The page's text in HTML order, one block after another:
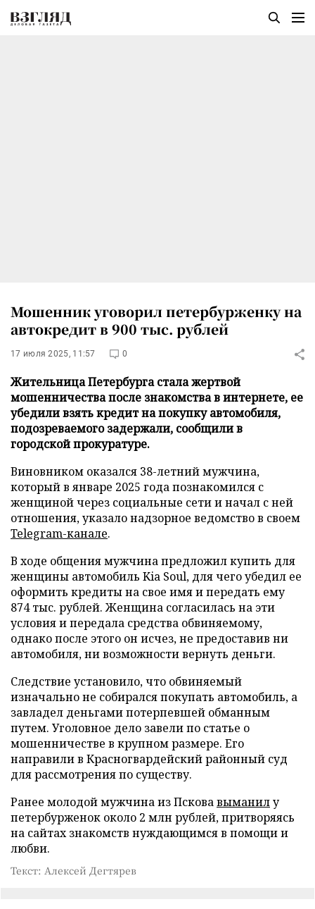
Мошенник уговорил петербурженку на
автокредит в 900 тыс. рублей
17 июля 2025, 11:57 0
Жительница Петербурга стала жертвой
мошенничества после знакомства в интернете, ее
убедили взять кредит на покупку автомобиля,
подозреваемого задержали, сообщили в
городской прокуратуре.
Виновником оказался 38-летний мужчина,
который в январе 2025 года познакомился с
женщиной через социальные сети и начал с ней
отношения, указало надзорное ведомство в своем
Telegram-канале.
В ходе общения мужчина предложил купить для
женщины автомобиль Kia Soul, для чего убедил ее
оформить кредиты на свое имя и передать ему
874 тыс. рублей. Женщина согласилась на эти
условия и передала средства обвиняемому,
однако после этого он исчез, не предоставив ни
автомобиля, ни возможности вернуть деньги.
Следствие установило, что обвиняемый
изначально не собирался покупать автомобиль, а
завладел деньгами потерпевшей обманным
путем. Уголовное дело завели по статье о
мошенничестве в крупном размере. Его
направили в Красногвардейский районный суд
для рассмотрения по существу.
Ранее молодой мужчина из Псковавыманилу
петербурженок около 2 млн рублей, притворяясь
на сайтах знакомств нуждающимся в помощи и
любви.
Текст: Алексей Дегтярев